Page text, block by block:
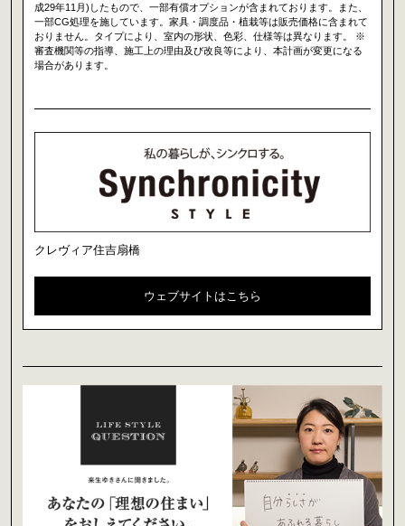
成29年11月)したもので、一部有償オプションが含まれております。また、
一部CG処理を施しています。家具・調度品・植栽等は販売価格に含まれて
おりません。タイプにより、室内の形状、色彩、仕様等は異なります。 ※
審査機関等の指導、施工上の理由及び改良等により、本計画が変更になる
場合があります。
クレヴィア住吉扇橋
ウェブサイトはこちら